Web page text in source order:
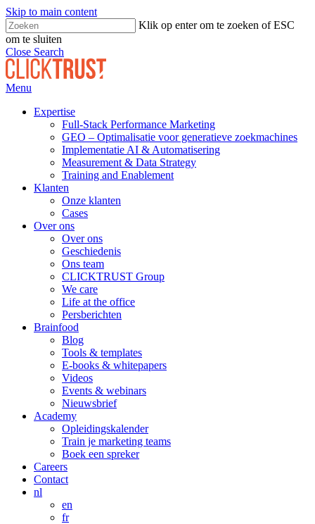
Skip to main content
Klik op enter om te zoeken of ESC
om te sluiten
Close Search
Menu
Expertise
Full-Stack Performance Marketing
GEO – Optimalisatie voor generatieve zoekmachines
Implementatie AI & Automatisering
Measurement & Data Strategy
Training and Enablement
Klanten
Onze klanten
Cases
Over ons
Over ons
Geschiedenis
Ons team
CLICKTRUST Group
We care
Life at the office
Persberichten
Brainfood
Blog
Tools & templates
E-books & whitepapers
Videos
Events & webinars
Nieuwsbrief
Academy
Opleidingskalender
Train je marketing teams
Boek een spreker
Careers
Contact
nl
en
fr